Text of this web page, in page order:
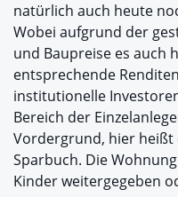
natürlich auch heute
Wobei aufgrund der
und Baupreise es auch
entsprechende
institutionelle
Bereich der
Vordergrund, hier heißt
Sparbuch. Die
Kinder weitergegeben